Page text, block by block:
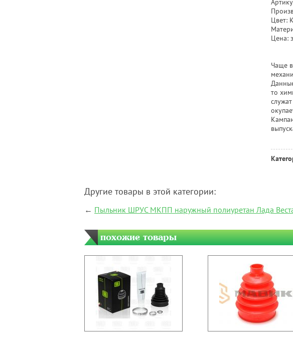
Цвет:
Цена:
Чаще
то
Другие товары в этой категории:
← Пыльник ШРУС МКПП наружный полиуретан Лада
похожие товары